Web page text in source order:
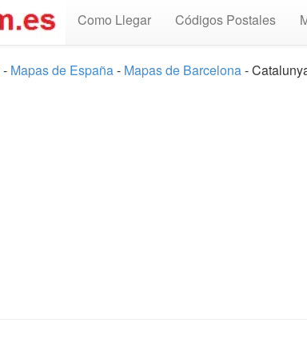
Como Llegar Códigos Postales
- Mapas de España- Mapas de Barcelona-